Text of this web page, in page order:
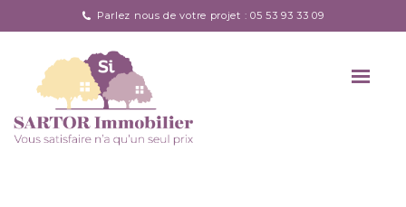
Parlez nous de votre projet : 05 53 93 33 09